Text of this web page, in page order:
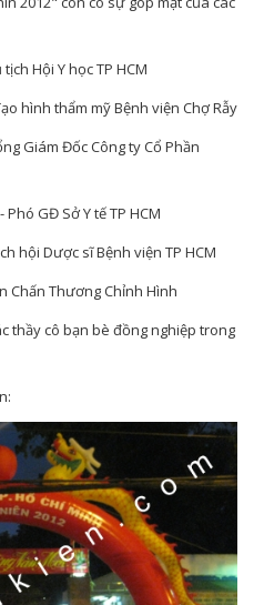
Hội Y học TP HCM
hình thẩm mỹ Bệnh viện Chợ Rẫy
Giám Đốc Công ty Cổ Phần
GĐ Sở Y tế TP HCM
hội Dược sĩ Bệnh viện TP HCM
Chấn Thương Chỉnh Hình
thầy cô bạn bè đồng nghiệp trong